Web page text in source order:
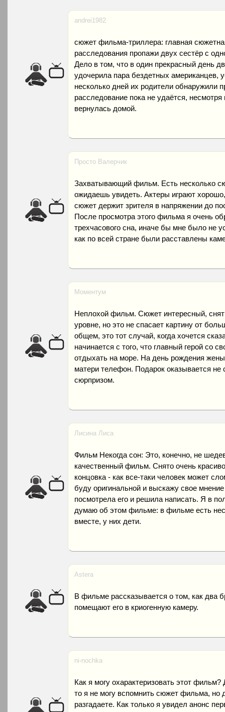
andrei1982
сюжет фильма-триллера: главная
расследования пропажи двух сестёр с
Дело в том, что в один прекрасный день
удочерила пара бездетных американцев,
несколько дней их родители обнаружили
расследование пока не удаётся, несмотря
вернулась домой.
Просто Валерчик
Захватывающий фильм. Есть несколько
ожидаешь увидеть. Актеры играют
сюжет держит зрителя в напряжении до
После просмотра этого фильма я очень
трехчасового сна, иначе бы мне было не
как по всей стране были расставлены
Моментум
Неплохой фильм. Сюжет интересный, снят
уровне, но это не спасает картину от
общем, это тот случай, когда хочется
начинается с того, что главный герой со
отдыхать на море. На день рождения
матери телефон. Подарок оказывается
сюрпризом.
Лисина Лиса
Фильм Некогда сон: Это, конечно, не
качественный фильм. Снято очень
концовка - как все-таки человек может
буду оригинальной и выскажу свое
посмотрела его и решила написать. Я в
думаю об этом фильме: в фильме есть
вместе, у них дети.
Astera
В фильме рассказывается о том, как два
помещают его в криогенную камеру.
ni-nochka
Как я могу охарактеризовать этот
то я не могу вспомнить сюжет фильма, но
разгадаете. Как только я увидел анонс